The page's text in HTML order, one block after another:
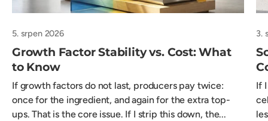
5. srpen 2026
Growth Factor Stability vs. Cost: What
to Know
If growth factors do not last, producers pay twice:
once for the ingredient, and again for the extra top-
ups. That is the core issue. If I strip this down, the...
3.
If